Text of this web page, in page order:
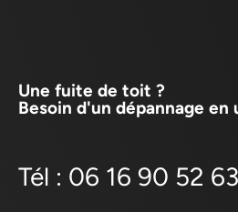
Une fuite de toit ?
Besoin d'un dépannage en
Tél : 06 16 90 52 63